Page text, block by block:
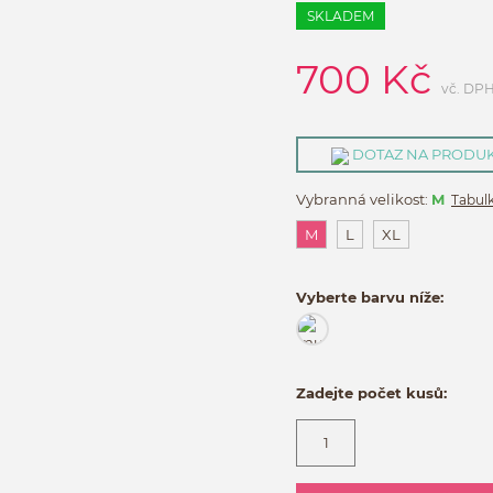
SKLADEM
700 Kč vč.
DOTAZ NA
Vybranná velikost: M
M L XL
Vyberte barvu níže:
Zadejte počet kusů: